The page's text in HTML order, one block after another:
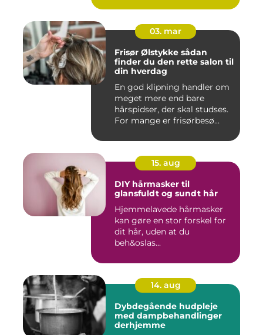
03. mar
Frisør Ølstykke sådan
finder du den rette salon til
din hverdag
En god klipning handler om
meget mere end bare
hårspidser, der skal studses.
For mange er frisørbesø...
15. aug
DIY hårmasker til
glansfuldt og sundt hår
Hjemmelavede hårmasker
kan gøre en stor forskel for
dit hår, uden at du
beh&oslas...
14. aug
Dybdegående hudpleje
med dampbehandlinger
derhjemme